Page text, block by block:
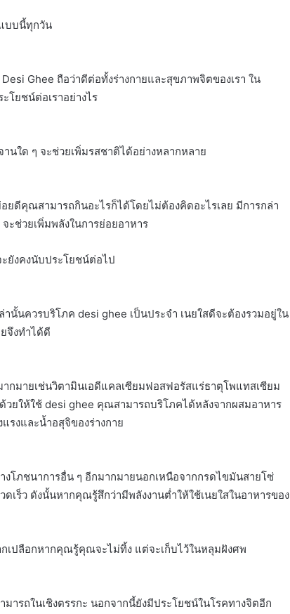
บบนี้ทุกวัน
Ghee ถือว่าดีต่อทั้งร่างกายและสุขภาพจิตของเรา ใน
โยชน์ต่อเราอย่างไร
านใด ๆ จะช่วยเพิ่มรสชาติได้อย่างหลากหลาย
ยดีคุณสามารถกินอะไรก็ได้โดยไม่ต้องคิดอะไรเลย มีการกล่า
ะช่วยเพิ่มพลังในการย่อยอาหาร
ยังคงนับประโยชน์ต่อไป
นั้นควรบริโภค desi ghee เป็นประจำ เนยใสดีจะต้องรวมอยู่ใน
จึงทำได้ดี
กมายเช่นวิตามินเอดีแคลเซียมฟอสฟอรัสแร่ธาตุโพแทสเซียม
ยให้ใช้ desi ghee คุณสามารถบริโภคได้หลังจากผสมอาหาร
รงและน้ำอสุจิของร่างกาย
โภชนาการอื่น ๆ อีกมากมายนอกเหนือจากกรดไขมันสายโซ่
เร็ว ดังนั้นหากคุณรู้สึกว่ามีพลังงานต่ำให้ใช้เนยใสในอาหารของ
เปลือกหากคุณรู้คุณจะไม่ทิ้ง แต่จะเก็บไว้ในหลุมฝังศพ
ารถในเชิงตรรกะ นอกจากนี้ยังมีประโยชน์ในโรคทางจิตอีก